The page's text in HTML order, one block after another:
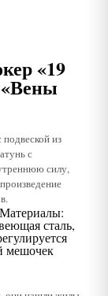
«19
из
с
силу,
сталь,
мешочек